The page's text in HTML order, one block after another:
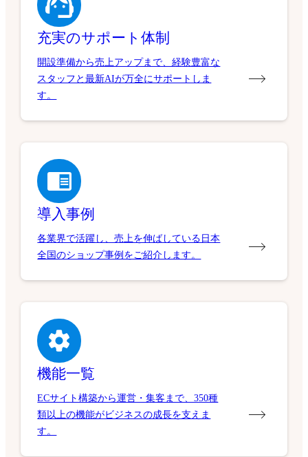
充実のサポート体制
開設準備から売上アップまで、経験豊富な
スタッフと最新AIが万全にサポートしま
す。
導入事例
各業界で活躍し、売上を伸ばしている日本
全国のショップ事例をご紹介します。
機能一覧
ECサイト構築から運営・集客まで、350種
類以上の機能がビジネスの成長を支えま
す。